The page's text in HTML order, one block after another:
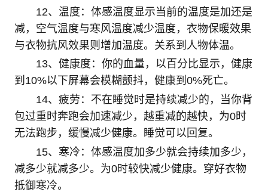
12、温度：体感温度显示当前的温度是加还是
减，空气温度与寒风温度减少温度，衣物保暖效果
与衣物抗风效果则增加温度。关系到人物体温。
13、健康度：你的血量，以百分比显示，健康
到10%以下屏幕会模糊颤抖，健康到0%死亡。
14、疲劳：不在睡觉时是持续减少的，当你背
包过重时奔跑会加速减少，越重减的越快，为0时
无法跑步，缓慢减少健康。睡觉可以回复。
15、寒冷：体感温度加多少就会持续加多少，
减多少就减多少。为0时较快减少健康。穿好衣物
抵御寒冷。